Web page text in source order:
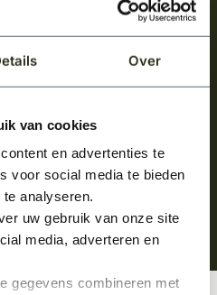
Over
van cookies
en advertenties te
voor social media te bieden
analyseren.
uw gebruik van onze site
media, adverteren en
gegevens combineren met
het laatste nieuws